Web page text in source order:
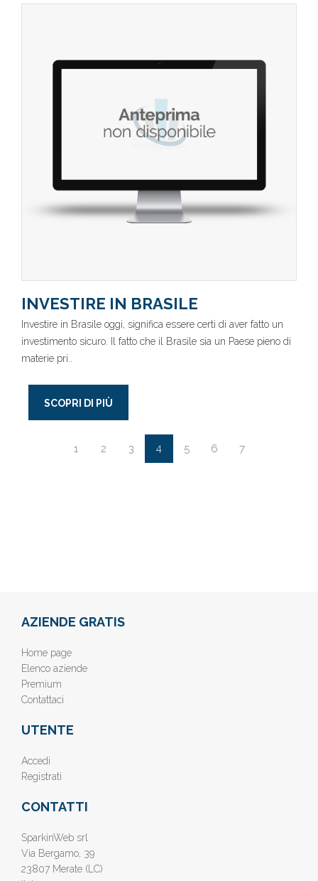
INVESTIRE IN BRASILE
Investire in Brasile oggi, significa essere certi di aver fatto un
investimento sicuro. Il fatto che il Brasile sia un Paese pieno di
materie pri..
SCOPRI DI PIÙ
1 2 3 4 5 6 7
AZIENDE GRATIS
Home page
Elenco aziende
Premium
Contattaci
UTENTE
Accedi
Registrati
CONTATTI
SparkinWeb srl
Via Bergamo, 39
23807 Merate (LC)